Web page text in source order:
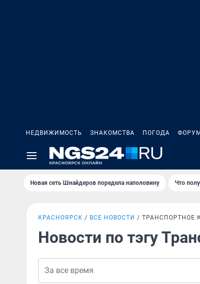
НЕДВИЖИМОСТЬ ЗНАКОМСТВА ПОГОДА
Новая сеть Шнайдеров поредела наполовину Что
КРАСНОЯРСК ВСЕ НОВОСТИ ТРАНСПОРТНОЕ
Новости по тэгу